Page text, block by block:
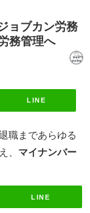
ョブカン労務
務管理へ
LINE
職まであらゆる
、 マイナンバー
LINE